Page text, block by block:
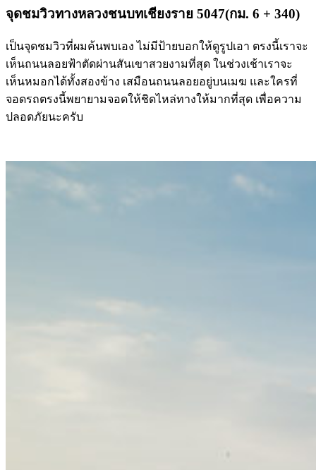
จุดชมวิวทางหลวงชนบทเชียงราย 5047(กม. 6 + 340)
เป็นจุดชมวิวที่ผมค้นพบเอง ไม่มีป้ายบอกให้ดูรูปเอา ตรงนี้เราจะ
เห็นถนนลอยฟ้าตัดผ่านสันเขาสวยงามที่สุด ในช่วงเช้าเราจะ
เห็นหมอกได้ทั้งสองข้าง เสมือนถนนลอยอยู่บนเมฆ และใครที่
จอดรถตรงนี้พยายามจอดให้ชิดไหล่ทางให้มากที่สุด เพื่อความ
ปลอดภัยนะครับ